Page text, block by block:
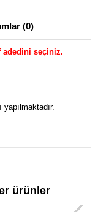
(0)
adedini seçiniz.
ürünler